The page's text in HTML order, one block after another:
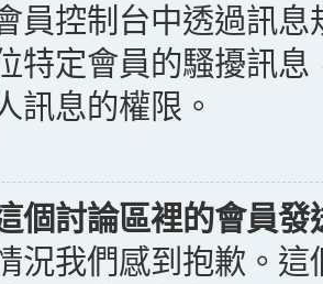
員控制台中透過訊
特定會員的騷擾訊
訊息的權限。
個討論區裡的會員
況我們感到抱歉。